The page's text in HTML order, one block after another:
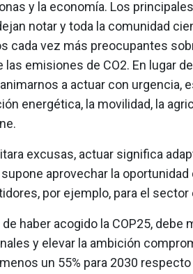
y la economía. Los
notar y toda la comunidad
cada vez más preocupantes
las emisiones de CO2. En lugar
a actuar con urgencia,
energética, la movilidad, la
excusas, actuar significa
aprovechar la
por ejemplo, para el sector
de haber acogido la COP25,
y elevar la ambición
un 55% para 2030